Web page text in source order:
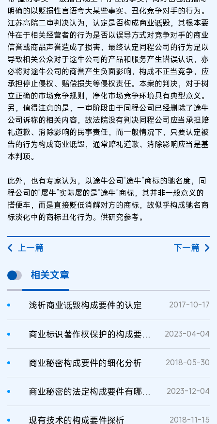
明确的以贬损性言语夸大某些事实、丑化竞争对手的行为。
江苏高院二审判决认为，认定是否构成商业诋毁，其根本要
件在于相关经营者的行为是否以误导方式对竞争对手的商业
信誉或商品声誉造成了损害，最终认定同程公司的行为足以
导致相关公众对于途牛公司的产品和服务产生错误认识，亦
必将对途牛公司的商誉产生负面影响，构成不正当竞争，应
承担停止侵权、赔偿损失等侵权责任。本案的判决，对于树
立正确的市场竞争规则，净化市场竞争环境具有典型意义。
另，值得注意的是，一审阶段由于同程公司已经删除了途牛
公司诉称的相关内容，故法院没有判决同程公司应当承担赔
礼道歉、消除影响的民事责任，而一般情况下，只要认定被
告的行为构成商业诋毁，通常赔礼道歉、消除影响应当是基
本判项。
此外，也有专家认为，以途牛公司“途牛”商标的驰名度，同
程公司的“屠牛”实际屠的是“途牛”商标，其并非一般意义的
搭便车，而是直接贬低消解对方的商标，故似乎构成驰名商
标淡化中的商标丑化行为。供研究参考。
上一篇 下一篇
相关文章
浅析商业诋毁构成要件的认定 2017-10-17
商业标识著作权保护的构成要件及其认定 2023-04-04
商业秘密构成要件的细化分析 2018-05-30
商业秘密的法定构成要件有哪些？ 2023-12-04
现有技术的构成要件探析 2018-11-15